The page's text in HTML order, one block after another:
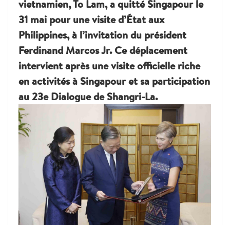
vietnamien, To Lam, a quitté Singapour le
31 mai pour une visite d’État aux
Philippines, à l’invitation du président
Ferdinand Marcos Jr. Ce déplacement
intervient après une visite officielle riche
en activités à Singapour et sa participation
au 23e Dialogue de Shangri-La.